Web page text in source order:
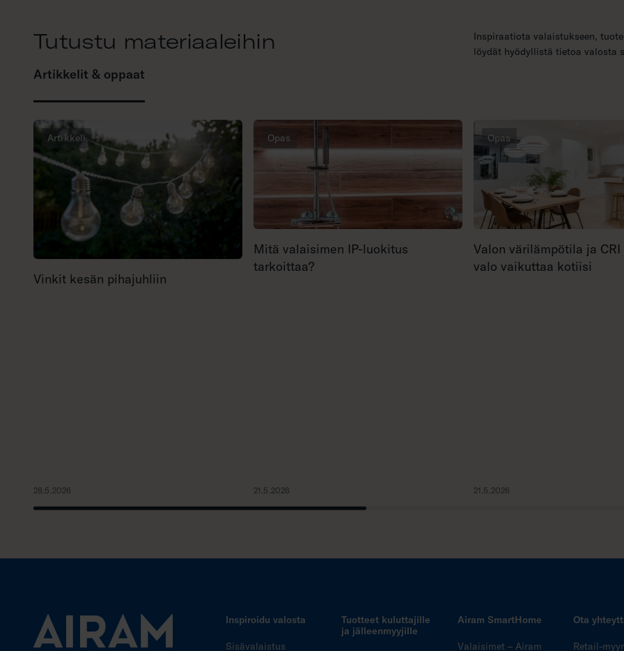
Tutustu materiaaleihin
Inspiraatiota valaistukseen,
löydät hyödyllistä tietoa valosta
Artikkelit & oppaat
Artikkeli
Vinkit kesän pihajuhliin
28.5.2026
Opas
Mitä valaisimen IP-luokitus
tarkoittaa?
21.5.2026
Opas
Valon värilämpötila ja CRI
valo vaikuttaa kotiisi
21.5.2026
Inspiroidu valosta
Sisävalaistus
Tuotteet kuluttajille
ja jälleenmyyjille
Airam SmartHome
Valaisimet – Airam
Ota
Retail-